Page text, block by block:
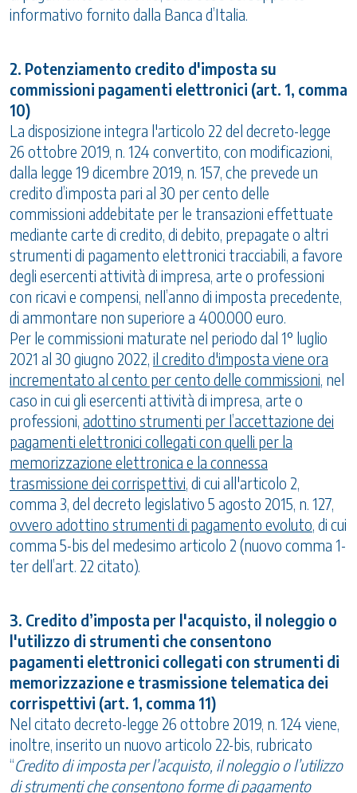
informativo fornito dalla Banca d’Italia.
2. Potenziamento credito d'imposta su
commissioni pagamenti elettronici (art. 1, comma
10)
La disposizione integra l'articolo 22 del decreto-legge
26 ottobre 2019, n. 124 convertito, con modificazioni,
dalla legge 19 dicembre 2019, n. 157, che prevede un
credito d’imposta pari al 30 per cento delle
commissioni addebitate per le transazioni effettuate
mediante carte di credito, di debito, prepagate o altri
strumenti di pagamento elettronici tracciabili, a favore
degli esercenti attività di impresa, arte o professioni
con ricavi e compensi, nell’anno di imposta precedente,
di ammontare non superiore a 400.000 euro.
Per le commissioni maturate nel periodo dal 1° luglio
2021 al 30 giugno 2022, il credito d'imposta viene ora
incrementato al cento per cento delle commissioni, nel
caso in cui gli esercenti attività di impresa, arte o
professioni, adottino strumenti per l’accettazione dei
pagamenti elettronici collegati con quelli per la
memorizzazione elettronica e la connessa
trasmissione dei corrispettivi, di cui all'articolo 2,
comma 3, del decreto legislativo 5 agosto 2015, n. 127,
ovvero adottino strumenti di pagamento evoluto, di cui
comma 5-bis del medesimo articolo 2 (nuovo comma 1-
ter dell’art. 22 citato).
3. Credito d’imposta per l'acquisto, il noleggio o
l'utilizzo di strumenti che consentono
pagamenti elettronici collegati con strumenti di
memorizzazione e trasmissione telematica dei
corrispettivi (art. 1, comma 11)
Nel citato decreto-legge 26 ottobre 2019, n. 124 viene,
inoltre, inserito un nuovo articolo 22-bis, rubricato
“Credito di imposta per l’acquisto, il noleggio o l’utilizzo
di strumenti che consentono forme di pagamento